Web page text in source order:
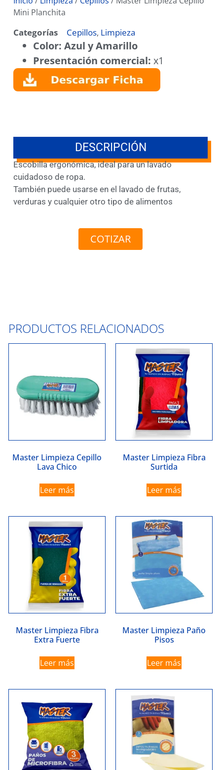
Mini Planchita
Categorías Cepillos, Limpieza
Color: Azul y Amarillo
Presentación comercial: x1
DESCRIPCIÓN
Escobilla ergonómica, ideal para un lavado
cuidadoso de ropa.
También puede usarse en el lavado de frutas,
verduras y cualquier otro tipo de alimentos
COTIZAR
PRODUCTOS RELACIONADOS
Master Limpieza Cepillo
Lava Chico
Leer más
Master Limpieza Fibra
Surtida
Leer más
Master Limpieza Fibra
Extra Fuerte
Leer más
Master Limpieza Paño
Pisos
Leer más